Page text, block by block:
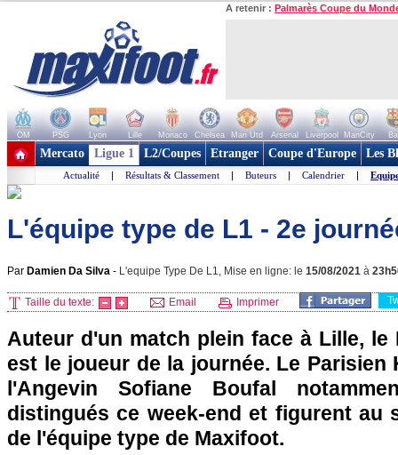
A retenir : Palmarès Coupe du
OM PSG Lyon Lille Monaco Chelsea Man Utd Arsenal Liverpool ManCity
+ de clubs
Mercato Ligue 1 L2/Coupes Etranger Coupe d'Europe Les
Actualité | Résultats & Classement | Buteurs | Calendrier |
L'équipe type de L1 - 2e
Par Damien Da Silva - L'equipe Type De L1, Mise en ligne: le 15/08/2021 à
Taille du texte: Email Imprimer
Auteur d'un match plein face à Lille, le
est le joueur de la journée. Le Parisien
l'Angevin Sofiane Boufal
distingués ce week-end et figurent au
de l'équipe type de Maxifoot.